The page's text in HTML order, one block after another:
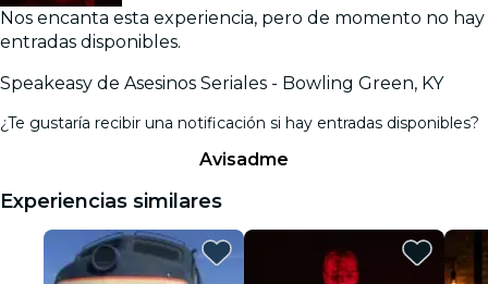
Nos encanta esta experiencia, pero de momento no hay
entradas disponibles.
Speakeasy de Asesinos Seriales - Bowling Green, KY
¿Te gustaría recibir una notificación si hay entradas disponibles?
Avisadme
Experiencias similares